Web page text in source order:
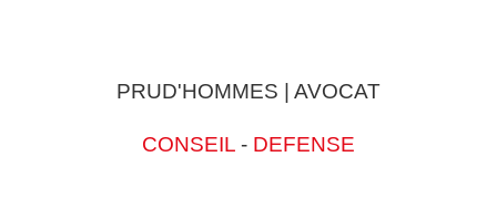
PRUD'HOMMES | AVOCAT
CONSEIL - DEFENSE